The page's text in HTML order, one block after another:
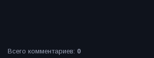
Всего комментариев: 0